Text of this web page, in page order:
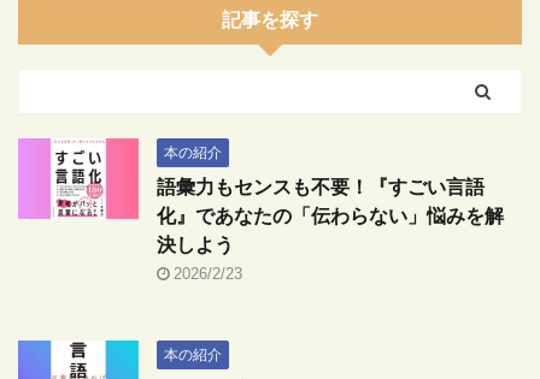
記事を探す
本の紹介
語彙力もセンスも不要！『すごい言語
化』であなたの「伝わらない」悩みを解
決しよう
2026/2/23
本の紹介